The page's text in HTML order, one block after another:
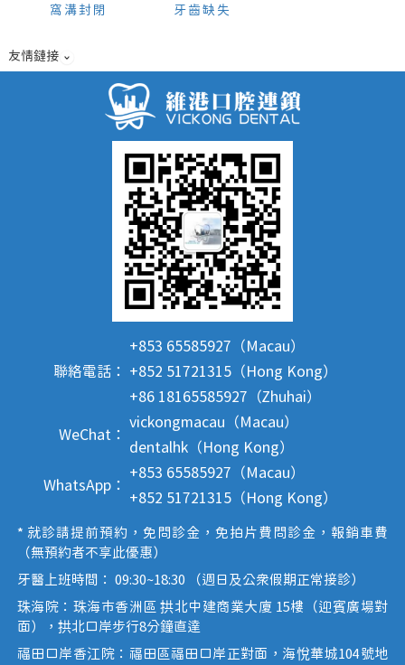
窩溝封閉 牙齒缺失
友情鏈接
聯絡電話：
+853 65585927（Macau）
+852 51721315（Hong Kong）
+86 18165585927（Zhuhai）
WeChat：
vickongmacau（Macau）
dentalhk（Hong Kong）
WhatsApp：
+853 65585927（Macau）
+852 51721315（Hong Kong）
* 就診請提前預約，免問診金，免拍片費問診金，報銷車費
（無預約者不享此優惠）
牙醫上班時間： 09:30~18:30 （週日及公眾假期正常接診）
珠海院：珠海市香洲區 拱北中建商業大廈 15樓（迎賓廣場對
面），拱北口岸步行8分鐘直達
福田口岸香江院：福田區福田口岸正對面，海悅華城104號地